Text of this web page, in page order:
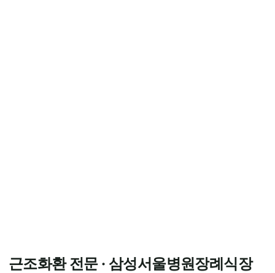
근조화환 전문 · 삼성서울병원장례식장